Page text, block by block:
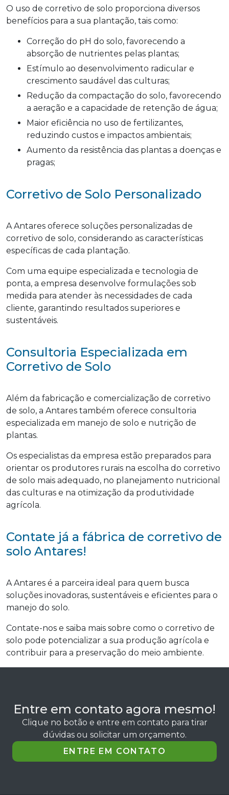
O uso de corretivo de solo proporciona diversos
benefícios para a sua plantação, tais como:
Correção do pH do solo, favorecendo a
absorção de nutrientes pelas plantas;
Estímulo ao desenvolvimento radicular e
crescimento saudável das culturas;
Redução da compactação do solo, favorecendo
a aeração e a capacidade de retenção de água;
Maior eficiência no uso de fertilizantes,
reduzindo custos e impactos ambientais;
Aumento da resistência das plantas a doenças e
pragas;
Corretivo de Solo Personalizado
A Antares oferece soluções personalizadas de
corretivo de solo, considerando as características
específicas de cada plantação.
Com uma equipe especializada e tecnologia de
ponta, a empresa desenvolve formulações sob
medida para atender às necessidades de cada
cliente, garantindo resultados superiores e
sustentáveis.
Consultoria Especializada em
Corretivo de Solo
Além da fabricação e comercialização de corretivo
de solo, a Antares também oferece consultoria
especializada em manejo de solo e nutrição de
plantas.
Os especialistas da empresa estão preparados para
orientar os produtores rurais na escolha do corretivo
de solo mais adequado, no planejamento nutricional
das culturas e na otimização da produtividade
agrícola.
Contate já a fábrica de corretivo de
solo Antares!
A Antares é a parceira ideal para quem busca
soluções inovadoras, sustentáveis e eficientes para o
manejo do solo.
Contate-nos e saiba mais sobre como o corretivo de
solo pode potencializar a sua produção agrícola e
contribuir para a preservação do meio ambiente.
Entre em contato agora mesmo!
Clique no botão e entre em contato para tirar
dúvidas ou solicitar um orçamento.
ENTRE EM CONTATO